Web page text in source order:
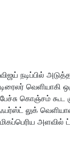
விஜய் நடிப்பில்
டிரைலர் வெளியாகி
பேச்சு கொஞ்சம் கூட
ஃபர்ஸ்ட் லுக்
மிகப்பெரிய அளவில்